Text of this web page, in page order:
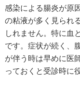
感染による腸炎が原
の粘液が多く見られ
しれません。特に血
です。症状が続く、
が伴う時は早めに医
っておくと受診時に